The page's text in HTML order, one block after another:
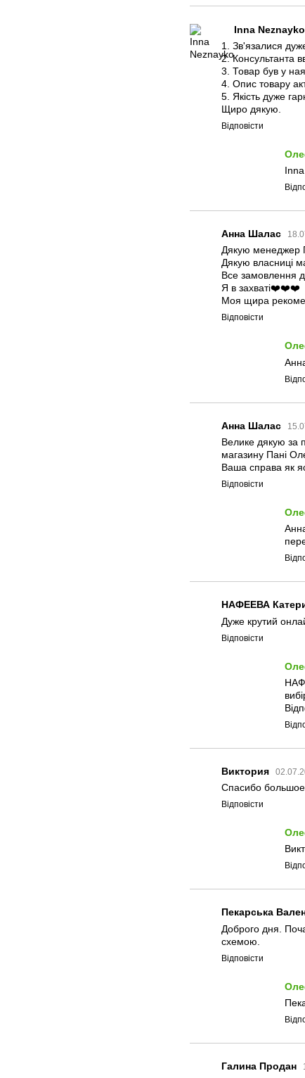
Inna Neznayko
1. Зв'язалися
2. Консультанта
3. Товар був у
4. Опис товару
5. Якість дуже
Щиро дякую.
Відповісти
Анна Шалас
Дякую менеджер
Дякую власниці
Все замовлення
Я в захваті❤️❤️❤️
Моя щира
Відповісти
Анна Шалас
Велике дякую за
магазину Пані
Ваша справа як
Відповісти
НАФЕЕВА
Дуже крутий
Відповісти
Виктория
Спасибо
Відповісти
Пекарська
Доброго дня.
схемою.
Відповісти
Галина Продан